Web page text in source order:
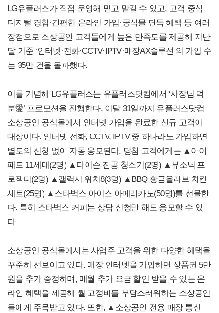
LG유플러스가 직접 운영해 믿고 맡길 수 있고, 고객 중심
디지털 경험·간편한 온라인 가입·공식몰 단독 혜택 등 여러
장점으로 소상공인 고객들에게 높은 만족도를 제공해 지난
달 기준 ‘인터넷·전화·CCTV·IPTV·매장AX솔루션’의 가입 수
는 35만 건을 돌파했다.
이를 기념해 LG유플러스는 유플러스닷컴에서 ‘사장님 덕
분愛’ 프로모션을 진행한다. 이달 31일까지 유플러스닷컴
소상공인 공식몰에서 인터넷 가입을 완료한 신규 고객이
대상이다. 인터넷 전화, CCTV, IPTV 중 하나라도 가입하면
별도의 신청 없이 자동 응모된다. 당첨 고객에게는 ▲아이
패드 11세대(2명) ▲다이슨 진공 청소기(2명) ▲뷰소닉 프
로젝터(2명) ▲갤럭시 워치8(3명) ▲BBQ 황금올리브 치킨
세트(25명) ▲스타벅스 아이스 아메리카노(50명)를 선물한
다. 특히 스타벅스 커피는 상담 신청만 해도 응모할 수 있
다.
소상공인 공식몰에서는 사업주 고객을 위한 다양한 혜택을
꾸준히 선보이고 있다. 매장 인터넷을 가입하면 상품권 5만
원을 추가 증정하며, 매월 추가 요금 할인 받을 수 있는 온
라인 혜택을 제공해 월 고정비를 부담스러워하는 소상공인
들에게 주목받고 있다. 또한, ▲소상공인 전용 매장 통신